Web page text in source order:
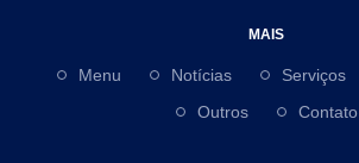
MAIS
Menu Notícias Serviços
Outros
Contato